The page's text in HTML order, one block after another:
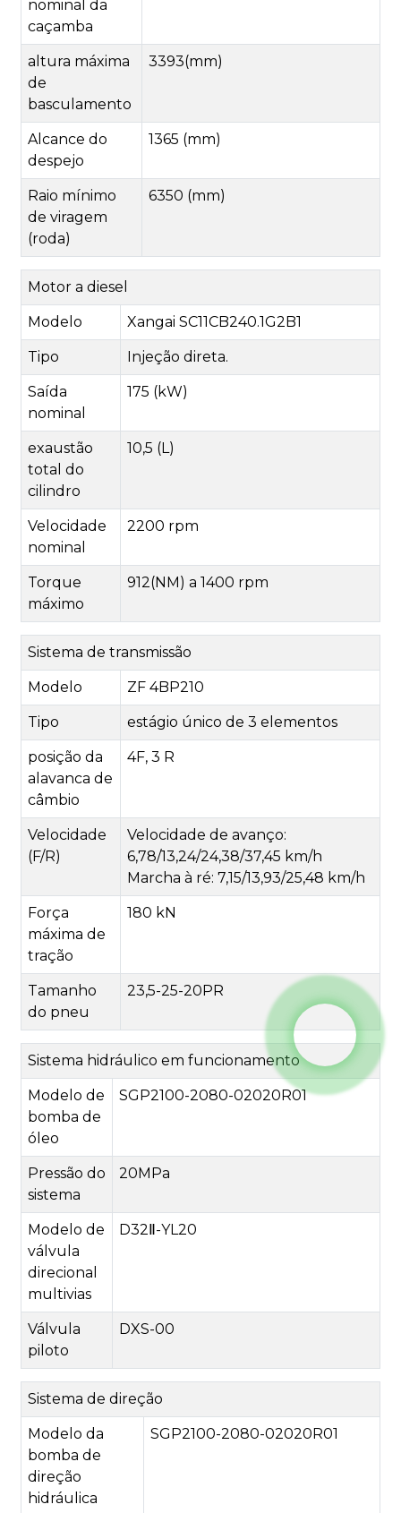
nominal da
caçamba
altura máxima
de
basculamento
3393(mm)
Alcance do
despejo
1365 (mm)
Raio mínimo
de viragem
(roda)
6350 (mm)
Motor a diesel
Modelo Xangai SC11CB240.1G2B1
Tipo Injeção direta.
Saída
nominal
175 (kW)
exaustão
total do
cilindro
10,5 (L)
Velocidade
nominal
2200 rpm
Torque
máximo
912(NM) a 1400 rpm
Sistema de transmissão
Modelo ZF 4BP210
Tipo estágio único de 3 elementos
posição da
alavanca de
câmbio
4F, 3 R
Velocidade
(F/R)
Velocidade de avanço:
6,78/13,24/24,38/37,45 km/h
Marcha à ré: 7,15/13,93/25,48 km/h
Força
máxima de
tração
180 kN
Tamanho
do pneu
23,5-25-20PR
Sistema hidráulico em funcionamento
Modelo de
bomba de
óleo
SGP2100-2080-02020R01
Pressão do
sistema
20MPa
Modelo de
válvula
direcional
multivias
D32Ⅱ-YL20
Válvula
piloto
DXS-00
Sistema de direção
Modelo da
bomba de
direção
hidráulica
SGP2100-2080-02020R01